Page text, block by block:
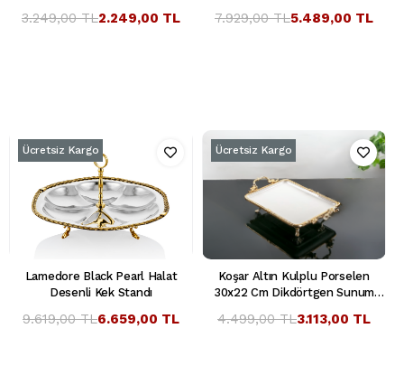
2.249,00 TL
3.249,00 TL 5.489,00 TL
7.929,00 TL
Lamedore Black Pearl Halat
Desenli Kek Standı
6.659,00 TL
9.619,00 TL
Ücretsiz Kargo
Koşar Altın Kulplu Porselen
30x22 Cm Dikdörtgen Sunum
3.113,00 TL
4.499,00 TL
Ücretsiz Kargo